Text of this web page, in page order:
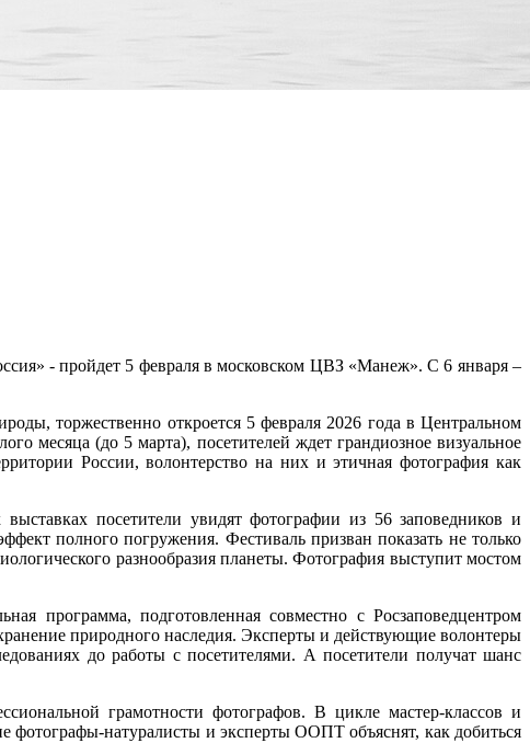
- пройдет 5 февраля в московском ЦВЗ «Манеж». С 6 января –
торжественно откроется 5 февраля 2026 года в Центральном
месяца (до 5 марта), посетителей ждет грандиозное визуальное
России, волонтерство на них и этичная фотография как
посетители увидят фотографии из 56 заповедников и
полного погружения. Фестиваль призван показать не только
разнообразия планеты. Фотография выступит мостом
программа, подготовленная совместно с Росзаповедцентром
природного наследия. Эксперты и действующие волонтеры
до работы с посетителями. А посетители получат шанс
грамотности фотографов. В цикле мастер-классов и
натуралисты и эксперты ООПТ объяснят, как добиться